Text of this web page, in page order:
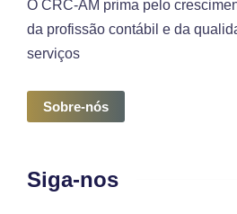
O CRC-AM prima pelo
da profissão contábil e da
serviços
Sobre-nós
Siga-nos